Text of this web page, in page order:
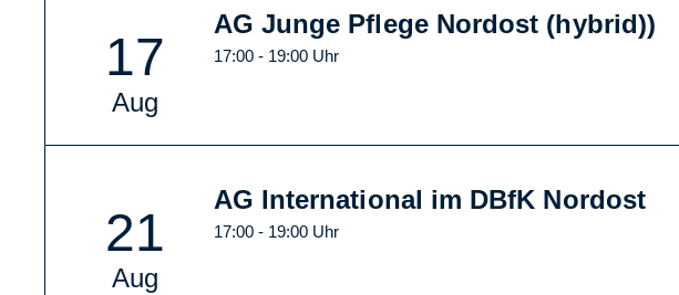
17
Aug
AG Junge Pflege Nordost (hybrid))
17:00 - 19:00 Uhr
21
Aug
AG International im DBfK Nordost
17:00 - 19:00 Uhr